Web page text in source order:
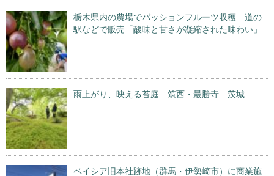
栃木県内の農場でパッションフルーツ収穫 道の
駅などで販売「酸味と甘さが凝縮された味わい」
雨上がり、映える苔庭 筑西・最勝寺 茨城
ベイシア旧本社跡地（群馬・伊勢崎市）に商業施